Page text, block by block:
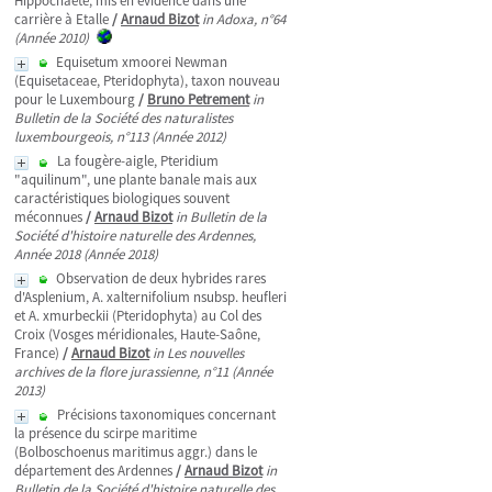
carrière à Etalle/Arnaud Bizot in Adoxa, n°64
(Année 2010)
Equisetum xmoorei Newman
(Equisetaceae, Pteridophyta), taxon nouveau
pour le Luxembourg/ Bruno Petrement in
Bulletin de la Société des naturalistes
luxembourgeois, n°113 (Année 2012)
La fougère-aigle, Pteridium
"aquilinum", une plante banale mais aux
caractéristiques biologiques souvent
méconnues/Arnaud Bizot in Bulletin de la
Société d'histoire naturelle des Ardennes,
Année 2018 (Année 2018)
Observation de deux hybrides rares
d'Asplenium, A. xalternifolium nsubsp. heufleri
et A. xmurbeckii (Pteridophyta) au Col des
Croix (Vosges méridionales, Haute-Saône,
France) /Arnaud Bizot in Les nouvelles
archives de la flore jurassienne, n°11 (Année
2013)
Précisions taxonomiques concernant
la présence du scirpe maritime
(Bolboschoenus maritimus aggr.) dans le
département des Ardennes/Arnaud Bizot in